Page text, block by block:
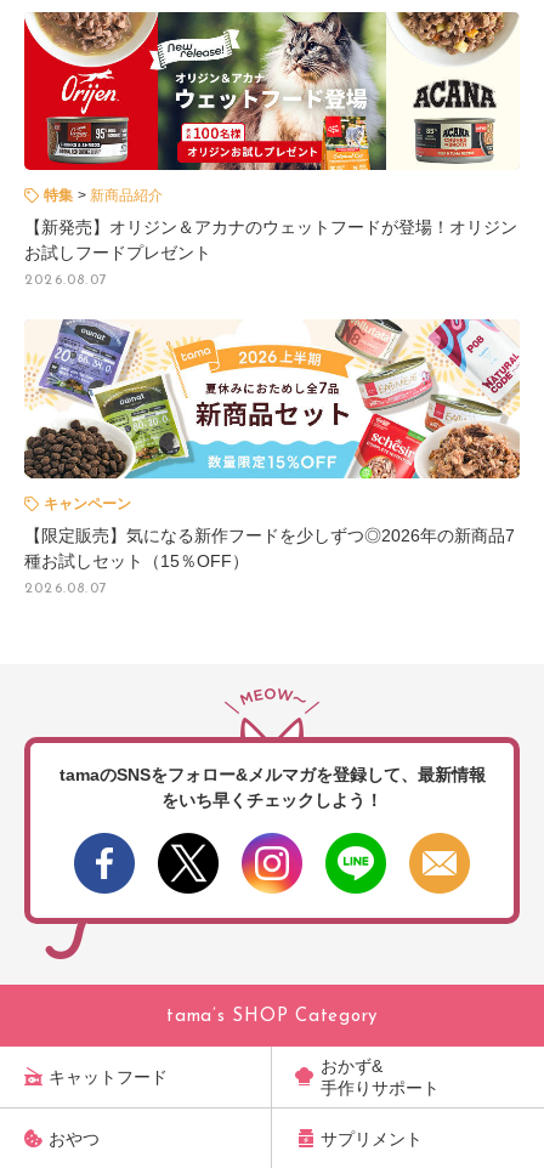
特集 新商品紹介
【新発売】オリジン＆アカナのウェットフードが登場！オリジン
お試しフードプレゼント
2026.08.07
キャンペーン
【限定販売】気になる新作フードを少しずつ◎2026年の新商品7
種お試しセット（15％OFF）
2026.08.07
tamaのSNSをフォロー&メルマガを登録して、 最新情報
をいち早くチェックしよう！
tama’s SHOP Category
キャットフード
おかず&
手作りサポート
おやつ サプリメント